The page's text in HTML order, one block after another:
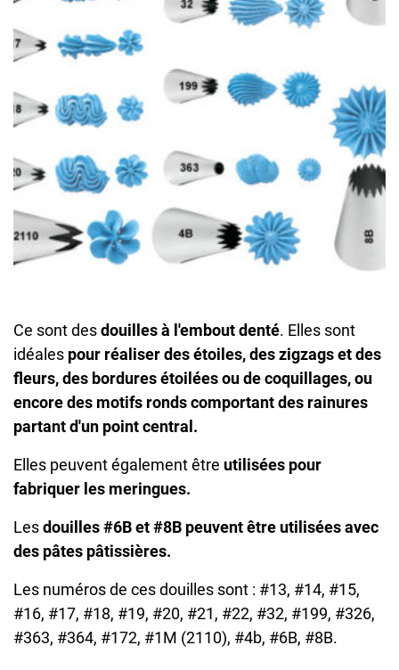
Ce sont desdouilles à l'embout denté. Elles sont
idéales pour réaliser des étoiles, des zigzags et des
fleurs, des bordures étoilées ou de coquillages, ou
encore des motifs ronds comportant des rainures
partant d'un point central.
Elles peuvent également être utilisées pour
fabriquer les meringues.
Lesdouilles #6B et #8B peuvent être utilisées avec
des pâtes pâtissières.
Les numéros de ces douilles sont : #13, #14, #15,
#16, #17, #18, #19, #20, #21, #22, #32, #199, #326,
#363, #364, #172, #1M (2110), #4b, #6B, #8B.